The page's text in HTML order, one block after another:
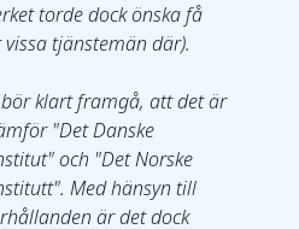
torde dock önska få
tjänstemän där).
klart framgå, att det är
"Det Danske
och "Det Norske
Med hänsyn till
är det dock